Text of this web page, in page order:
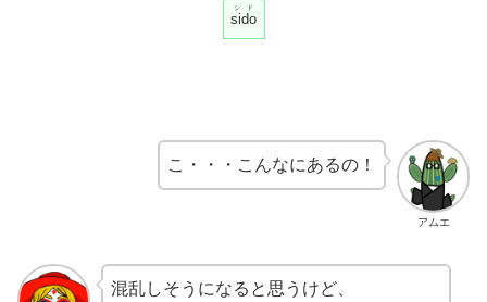
sido
シド
アムエ
こ・・・こんなにあるの！
混乱しそうになると思うけど、